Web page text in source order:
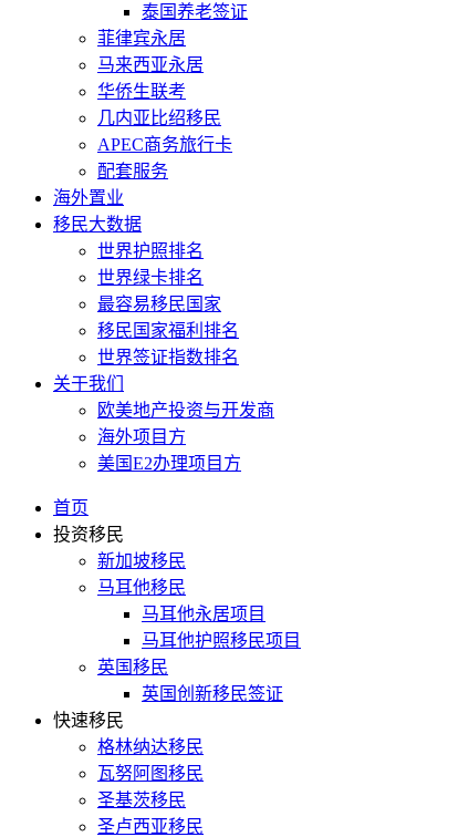
泰国养老签证
菲律宾永居
马来西亚永居
华侨生联考
几内亚比绍移民
APEC商务旅行卡
配套服务
海外置业
移民大数据
世界护照排名
世界绿卡排名
最容易移民国家
移民国家福利排名
世界签证指数排名
关于我们
欧美地产投资与开发商
海外项目方
美国E2办理项目方
首页
投资移民
新加坡移民
马耳他移民
马耳他永居项目
马耳他护照移民项目
英国移民
英国创新移民签证
快速移民
格林纳达移民
瓦努阿图移民
圣基茨移民
圣卢西亚移民